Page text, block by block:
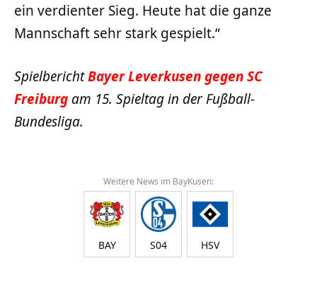
ein verdienter Sieg. Heute hat die ganze
Mannschaft sehr stark gespielt.“
SpielberichtBayer Leverkusen gegen SC
Freiburg am 15. Spieltag in der Fußball-
Bundesliga.
Weitere News im BayKusen:
BAY S04 HSV